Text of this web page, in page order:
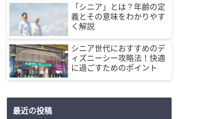
「シニア」とは？年齢の定
義とその意味をわかりやす
く解説
シニア世代におすすめのデ
ィズニーシー攻略法！快適
に過ごすためのポイント
最近の投稿